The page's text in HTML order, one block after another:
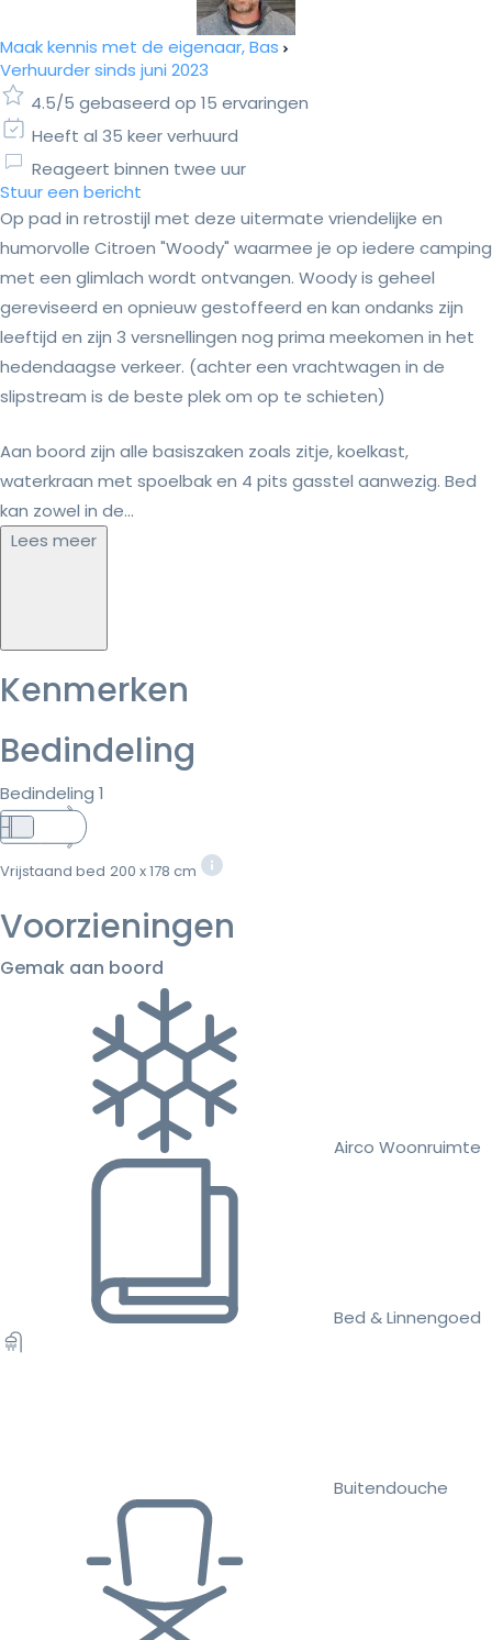
Maak kennis met de eigenaar, Bas
Verhuurder sinds juni 2023
4.5/5 gebaseerd op 15 ervaringen
Heeft al 35 keer verhuurd
Reageert binnen twee uur
Stuur een bericht
Op pad in retrostijl met deze uitermate vriendelijke en
humorvolle Citroen "Woody" waarmee je op iedere camping
met een glimlach wordt ontvangen. Woody is geheel
gereviseerd en opnieuw gestoffeerd en kan ondanks zijn
leeftijd en zijn 3 versnellingen nog prima meekomen in het
hedendaagse verkeer. (achter een vrachtwagen in de
slipstream is de beste plek om op te schieten)
Aan boord zijn alle basiszaken zoals zitje, koelkast,
waterkraan met spoelbak en 4 pits gasstel aanwezig. Bed
kan zowel in de...
Lees meer
Kenmerken
Bedindeling
Bedindeling 1
Vrijstaand bed 200 x 178 cm
Voorzieningen
Gemak aan boord
Airco Woonruimte
Bed & Linnengoed
Buitendouche